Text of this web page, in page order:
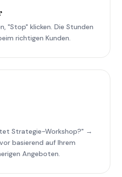
"Stop" klicken. Die Stunden
richtigen Kunden.
Strategie-Workshop?" →
basierend auf Ihrem
Angeboten.